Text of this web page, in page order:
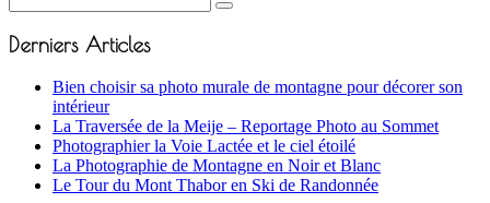
Derniers Articles
Bien choisir sa photo murale de montagne pour décorer son
intérieur
La Traversée de la Meije – Reportage Photo au Sommet
Photographier la Voie Lactée et le ciel étoilé
La Photographie de Montagne en Noir et Blanc
Le Tour du Mont Thabor en Ski de Randonnée